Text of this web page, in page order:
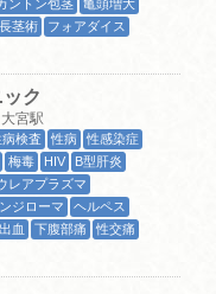
ントン包茎
亀頭増大
長茎術
フォアダイス
ク
大宮駅
病検査 性病
性感染症
梅毒 HIV
B型肝炎
レアプラズマ
ジローマ
ヘルペス
血 下腹部痛
性交痛